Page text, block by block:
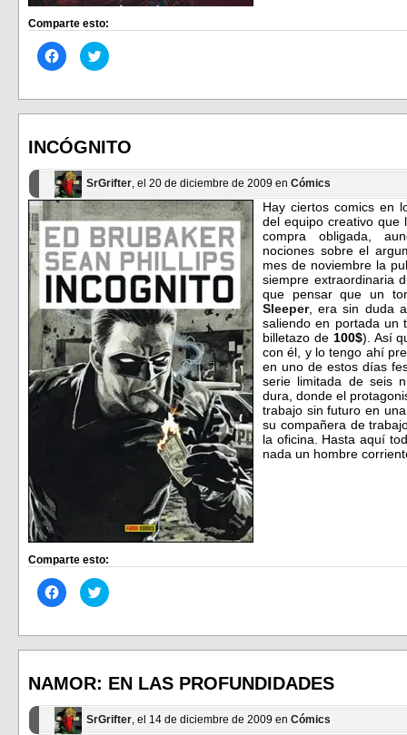
Comparte esto:
Haz
clic
en
(Se
en
una
nueva)
Haz
clic
en
(Se
en
una
nueva)
INCÓGNITO
SrGrifter, el 20 de diciembre de 2009 en Cómics
Hay ciertos comics en
del equipo creativo que
compra obligada,
nociones sobre el
mes de noviembre la
siempre extraordinaria
que pensar que un
Sleeper, era sin duda
saliendo en portada un
billetazo de 100$). Así
con él, y lo tengo ahí
en uno de estos días
serie limitada de seis
dura, donde el
trabajo sin futuro en
su compañera de
la oficina. Hasta aquí
nada un hombre
Comparte esto:
Haz
clic
en
(Se
en
una
nueva)
Haz
clic
en
(Se
en
una
nueva)
NAMOR: EN LAS PROFUNDIDADES
SrGrifter, el 14 de diciembre de 2009 en Cómics